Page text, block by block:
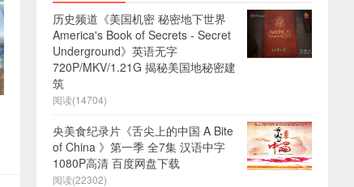
历史频道《美国机密 秘密地下世界
America's Book of Secrets - Secret
Underground》英语无字
720P/MKV/1.21G 揭秘美国地秘密建
筑
阅读(14704)
央美食纪录片《舌尖上的中国 A Bite
of China 》第一季 全7集 汉语中字
1080P高清 百度网盘下载
阅读(22302)